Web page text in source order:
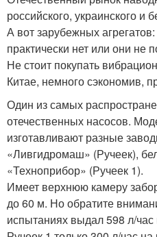
российского, украинского и
А вот зарубежных
практически нет или они не
Не стоит покупать
Китае, немного сэкономив,
Один из самых
отечественных насосов.
изготавливают разные
«Ливгидромаш» (Ручеек),
«Техноприбор» (Ручеек 1).
Имеет верхнюю камеру
до 60 м. Но обратите
испытаниях выдал 598 л/